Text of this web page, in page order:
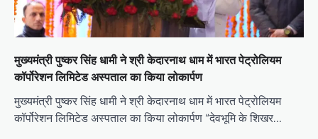
मुख्यमंत्री पुष्कर सिंह धामी ने श्री केदारनाथ धाम में भारत पेट्रोलियम
कॉर्पोरेशन लिमिटेड अस्पताल का किया लोकार्पण
मुख्यमंत्री पुष्कर सिंह धामी ने श्री केदारनाथ धाम में भारत पेट्रोलियम
कॉर्पोरेशन लिमिटेड अस्पताल का किया लोकार्पण “देवभूमि के शिखर…